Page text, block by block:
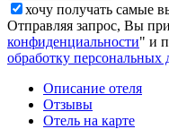
хочу получать самые
Отправляя запрос, Вы
конфиденциальности" и
обработку персональных
Описание отеля
Отзывы
Отель на карте